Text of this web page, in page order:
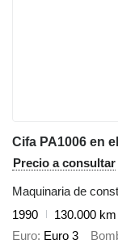
Cifa PA1006 en
Precio a consultar
Maquinaria de
1990
130.000 km
Euro Euro 3